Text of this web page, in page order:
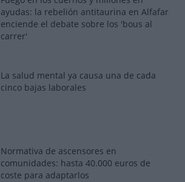
ayudas: la rebelión antitaurina en Alfafar
enciende el debate sobre los 'bous al
carrer'
La salud mental ya causa una de cada
cinco bajas laborales
Normativa de ascensores en
comunidades: hasta 40.000 euros de
coste para adaptarlos